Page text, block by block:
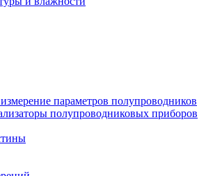
параметров полупроводников
полупроводниковых приборов